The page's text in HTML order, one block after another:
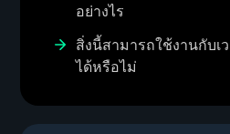
อย่างไร
สิ่งนี้สามารถใช้งานกับเ
ได้หรือไม่